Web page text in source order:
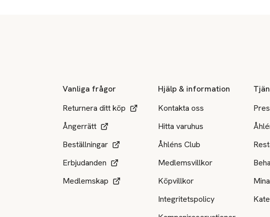
Vanliga frågor
Returnera ditt köp
Ångerrätt
Beställningar
Erbjudanden
Medlemskap
Hjälp & information
Kontakta oss
Hitta varuhus
Åhléns Club
Medlemsvillkor
Köpvillkor
Integritetspolicy